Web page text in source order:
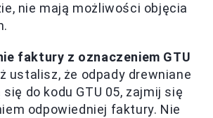
nie mają możliwości objęcia
faktury z oznaczeniem GTU
ustalisz, że odpady drewniane
do kodu GTU 05, zajmij się
odpowiedniej faktury. Nie